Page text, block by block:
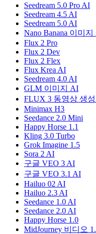
Seedream 5.0 Pro AI
Seedream 4.5 AI
Seedream 5.0 AI
Nano Banana 이미지
Flux 2 Pro
Flux 2 Dev
Flux 2 Flex
Flux Krea AI
Seedream 4.0 AI
GLM 이미지 AI
FLUX 3 동영상 생성
Minimax H3
Seedance 2.0 Mini
Happy Horse 1.1
Kling 3.0 Turbo
Grok Imagine 1.5
Sora 2 AI
구글 VEO 3 AI
구글 VEO 3.1 AI
Hailuo 02 AI
Hailuo 2.3 AI
Seedance 1.0 AI
Seedance 2.0 AI
Happy Horse 1.0
MidJourney 비디오